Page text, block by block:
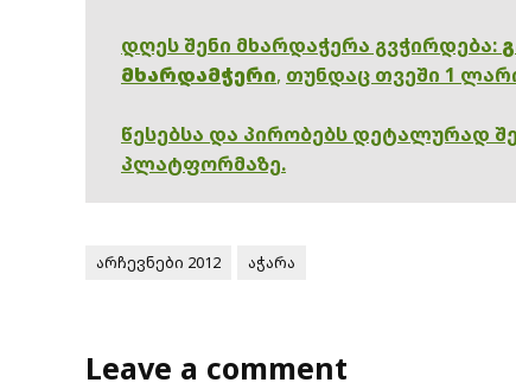
დღეს შენი მხარდაჭერა გვჭირდება:
მხარდამჭერი, თუნდაც თვეში 1
წესებსა და პირობებს დეტალურად
პლატფორმაზე.
არჩევნები 2012 აჭარა
Leave a comment